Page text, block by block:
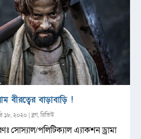
বীরত্বের বাড়াবাড়ি !
১৮, ২০২০ |ব্লগ,রিভিউ
সোস্যাল/পলিটিক্যাল এ্যাকশন ড্রামা